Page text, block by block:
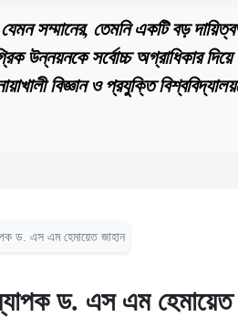
সম্মানের, তেমনি একটি বড়
উন্নয়নকে সর্বোচ্চ অগ্রাধিকার
বিজ্ঞান ও প্রযুক্তি
ড. এস এম হেমায়েত জাহান
ড. এস এম হেমায়েত